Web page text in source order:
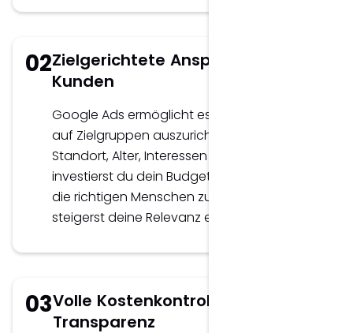
02Zielgerichtete Ansprache deiner
Kunden
Google Ads ermöglicht es, Anzeigen genau
auf Zielgruppen auszurichten – nach
Standort, Alter, Interessen oder Endgerät. So
investierst du dein Budget effizient, erreichst
die richtigen Menschen zur richtigen Zeit und
steigerst deine Relevanz enorm.
03Volle Kostenkontrolle und
Transparenz